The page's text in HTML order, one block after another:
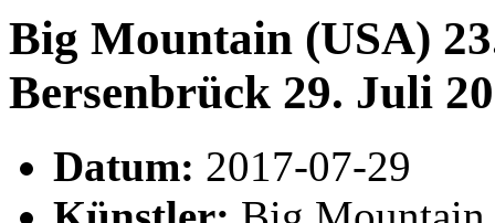
Big Mountain (USA)
Bersenbrück 29. Juli
Datum: 2017-07-29